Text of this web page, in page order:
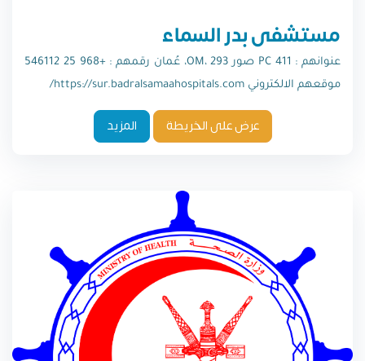
مستشفى بدر السماء
عنوانهم : PC 411 صور OM، 293، عُمان رقمهم : +968 25 546112
موقعهم الالكتروني https://sur.badralsamaahospitals.com/
عرض على الخريطة المزيد